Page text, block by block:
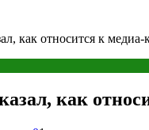
как относится к
как